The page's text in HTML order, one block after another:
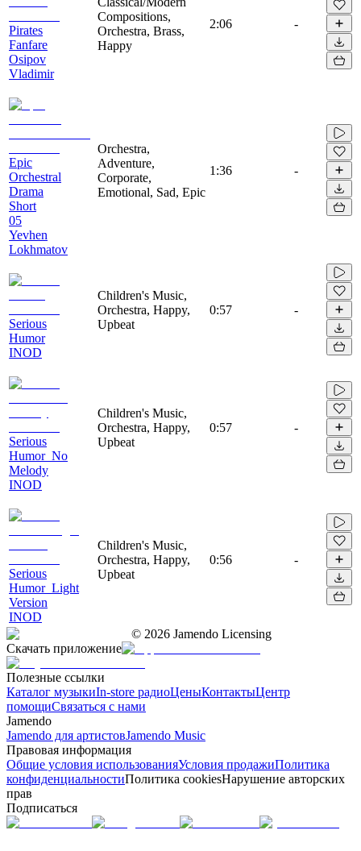
Pirates
Fanfare
Osipov
Vladimir
Compositions,
Orchestra, Brass,
Happy
2:06 -
Epic
Orchestral
Drama
Short
05
Yevhen
Lokhmatov
Orchestra,
Adventure,
Corporate,
Emotional, Sad, Epic
1:36 -
Serious
Humor
INOD
Children's Music,
Orchestra, Happy,
Upbeat
0:57 -
Serious
Humor_No
Melody
INOD
Children's Music,
Orchestra, Happy,
Upbeat
0:57 -
Serious
Humor_Light
Version
INOD
Children's Music,
Orchestra, Happy,
Upbeat
0:56 -
© 2026 Jamendo Licensing
Скачать приложение
Полезные ссылки
Каталог музыкиIn-store радиоЦеныКонтактыЦентр
помощиСвязаться с нами
Jamendo
Jamendo для артистовJamendo Music
Правовая информация
Общие условия использованияУсловия продажиПолитика
конфиденциальностиПолитика cookiesНарушение авторских
прав
Подписаться